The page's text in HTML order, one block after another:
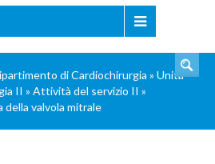
di Cardiochirurgia » Unità
II » Attività del servizio II »
della valvola mitrale